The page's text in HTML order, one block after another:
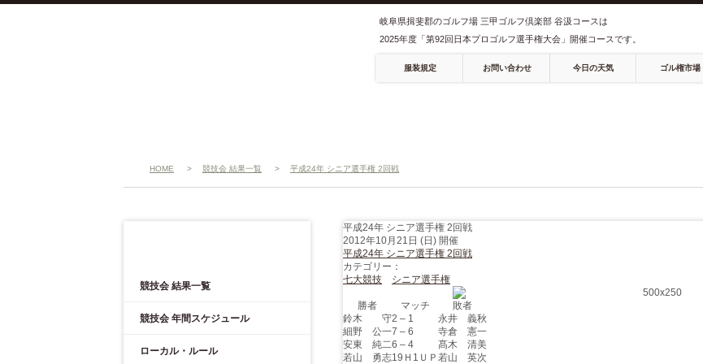
岐阜県揖斐郡のゴルフ場 三甲ゴルフ倶楽部 谷汲コースは
2025年度「第92回日本プロゴルフ選手権大会」開催コースです。
服装規定 お問い合わせ 今日の天気 ゴル権市場
HOME > 競技会 結果一覧 > 平成24年 シニア選手権 2回戦
競技会 結果一覧
競技会 年間スケジュール
ローカル・ルール
平成24年 シニア選手権 2回戦
2012年10月21日 (日) 開催
平成24年 シニア選手権 2回戦
カテゴリー：
七大競技
シニア選手権
勝者 マッチ
敗者
鈴木 守2 – 1
永井 義秋
細野 公一7 – 6
寺倉 憲一
安東 純二6 – 4
髙木 清美
若山 勇志19Ｈ1ＵＰ 若山 英次